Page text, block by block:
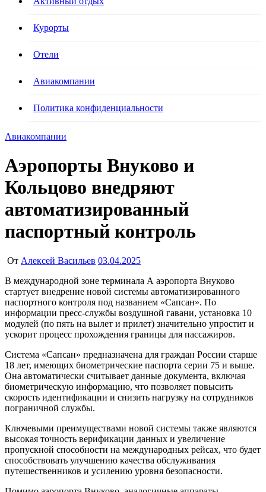
Курорты
Отели
Авиакомпании
Политика конфиденциальности
Авиакомпании
Аэропорты Внуково и
Кольцово внедряют
автоматизированный
паспортный контроль
От Алексей Васильев 03.04.2025
В международной зоне терминала А аэропорта Внуково
стартует внедрение новой системы автоматизированного
паспортного контроля под названием «Сапсан». По
информации пресс-службы воздушной гавани, установка 10
модулей (по пять на вылет и прилет) значительно упростит и
ускорит процесс прохождения границы для пассажиров.
Система «Сапсан» предназначена для граждан России старше
18 лет, имеющих биометрические паспорта серии 75 и выше.
Она автоматически считывает данные документа, включая
биометрическую информацию, что позволяет повысить
скорость идентификации и снизить нагрузку на сотрудников
пограничной службы.
Ключевыми преимуществами новой системы также являются
высокая точность верификации данных и увеличение
пропускной способности на международных рейсах, что будет
способствовать улучшению качества обслуживания
путешественников и усилению уровня безопасности.